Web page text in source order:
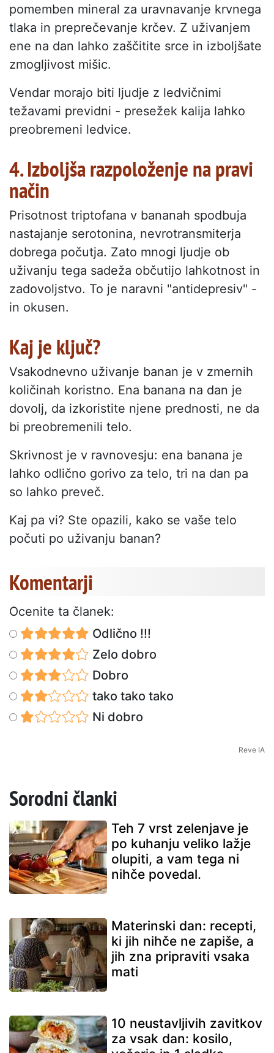
pomemben mineral za uravnavanje krvnega
tlaka in preprečevanje krčev. Z uživanjem
ene na dan lahko zaščitite srce in izboljšate
zmogljivost mišic.
Vendar morajo biti ljudje z ledvičnimi
težavami previdni - presežek kalija lahko
preobremeni ledvice.
4. Izboljša razpoloženje na pravi
način
Prisotnost triptofana v bananah spodbuja
nastajanje serotonina, nevrotransmiterja
dobrega počutja. Zato mnogi ljudje ob
uživanju tega sadeža občutijo lahkotnost in
zadovoljstvo. To je naravni "antidepresiv" -
in okusen.
Kaj je ključ?
Vsakodnevno uživanje banan je v zmernih
količinah koristno. Ena banana na dan je
dovolj, da izkoristite njene prednosti, ne da
bi preobremenili telo.
Skrivnost je v ravnovesju: ena banana je
lahko odlično gorivo za telo, tri na dan pa
so lahko preveč.
Kaj pa vi? Ste opazili, kako se vaše telo
počuti po uživanju banan?
Komentarji
Ocenite ta članek:
Odlično !!!
Zelo dobro
Dobro
tako tako tako
Ni dobro
Reve IA
Sorodni članki
Teh 7 vrst zelenjave je
po kuhanju veliko lažje
olupiti, a vam tega ni
nihče povedal.
Materinski dan: recepti,
ki jih nihče ne zapiše, a
jih zna pripraviti vsaka
mati
10 neustavljivih zavitkov
za vsak dan: kosilo,